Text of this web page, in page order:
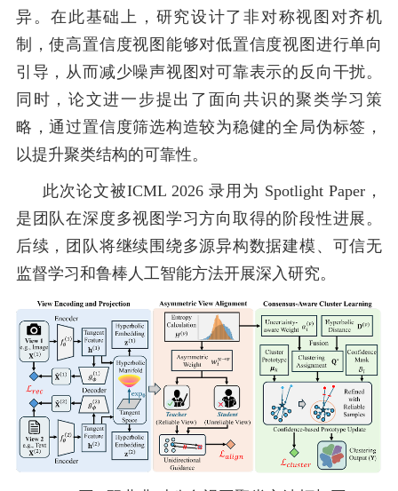
异。在此基础上，研究设计了非对称视图对齐机
制，使高置信度视图能够对低置信度视图进行单向
引导，从而减少噪声视图对可靠表示的反向干扰。
同时，论文进一步提出了面向共识的聚类学习策
略，通过置信度筛选构造较为稳健的全局伪标签，
以提升聚类结构的可靠性。
此次论文被ICML 2026 录用为 Spotlight Paper，
是团队在深度多视图学习方向取得的阶段性进展。
后续，团队将继续围绕多源异构数据建模、可信无
监督学习和鲁棒人工智能方法开展深入研究。